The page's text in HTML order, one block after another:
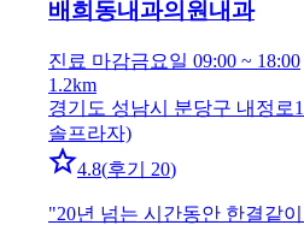
배희동내과의원 내과
진료 마감금요일 09:00 ~ 18:00
1.2km
경기도 성남시 분당구 내정로
솔프라자)
4.8(후기 20)
"20년 넘는 시간동안 한결같